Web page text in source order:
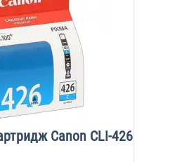
Canon CLI-426